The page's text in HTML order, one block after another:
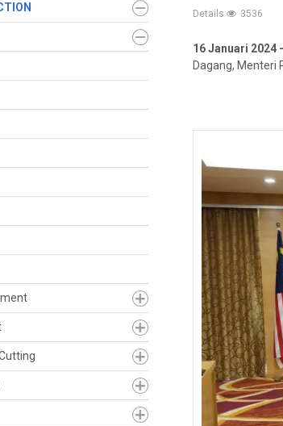
Details 3536
16 Januari 2024
Dagang, Menteri